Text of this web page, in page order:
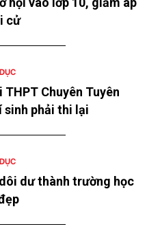
cử
Chuyên Tuyên
sinh phải thi lại
dư thành trường học